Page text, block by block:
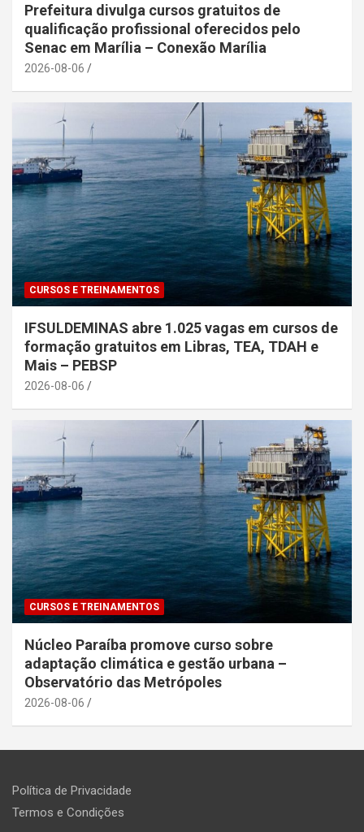
Prefeitura divulga cursos gratuitos de
qualificação profissional oferecidos pelo
Senac em Marília – Conexão Marília
2026-08-06
CURSOS E TREINAMENTOS
IFSULDEMINAS abre 1.025 vagas em cursos de
formação gratuitos em Libras, TEA, TDAH e
Mais – PEBSP
2026-08-06
CURSOS E TREINAMENTOS
Núcleo Paraíba promove curso sobre
adaptação climática e gestão urbana –
Observatório das Metrópoles
2026-08-06
Política de Privacidade
Termos e Condições